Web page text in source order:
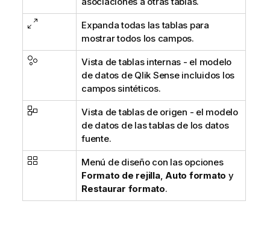
Expanda todas las tablas para
mostrar todos los campos.
Vista de tablas internas - el modelo
de datos de Qlik Senseincluidos los
campos sintéticos.
Vista de tablas de origen - el modelo
de datos de las tablas de los datos
fuente.
Menú de diseño con las opciones
Formato de rejilla, Auto formato y
Restaurar formato.